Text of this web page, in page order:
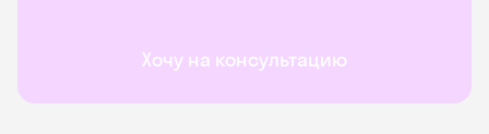
Хочу на консультацию